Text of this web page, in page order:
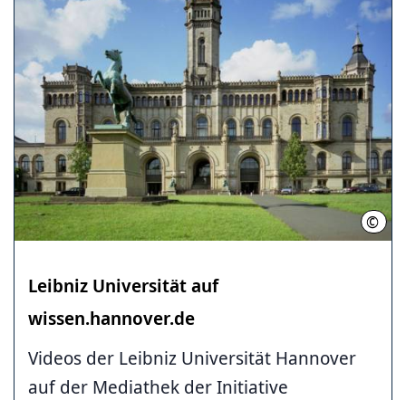
©
Leibniz Universität auf
wissen.hannover.de
Videos der Leibniz Universität Hannover
auf der Mediathek der Initiative